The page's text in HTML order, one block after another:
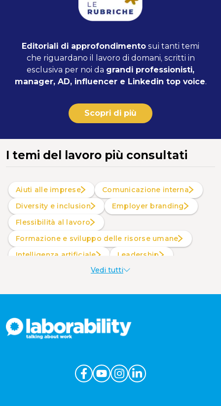
Editoriali di approfondimento sui tanti temi
che riguardano il lavoro di domani, scritti in
esclusiva per noi da grandi professionisti,
manager, AD, influencer e Linkedin top voice.
Scopri di più
I temi del lavoro più consultati
Aiuti alle imprese
Comunicazione interna
Diversity e inclusion
Employer branding
Flessibilità al lavoro
Formazione e sviluppo delle risorse umane
intelligenza artificiale
Leadership
Produttività al lavoroVedi tutti